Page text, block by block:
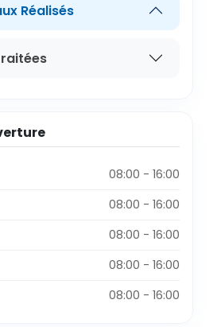
Réalisés
08:00 - 16:00
08:00 - 16:00
08:00 - 16:00
08:00 - 16:00
08:00 - 16:00